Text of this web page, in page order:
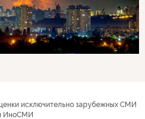
исключительно зарубежных СМИ
ИноСМИ